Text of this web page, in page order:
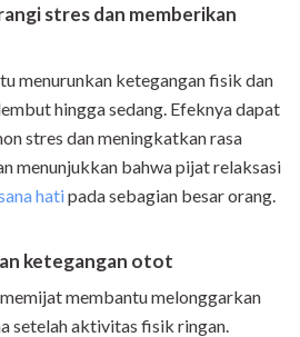
stres dan memberikan
menurunkan ketegangan fisik dan
hingga sedang. Efeknya dapat
stres dan meningkatkan rasa
menunjukkan bahwa pijat relaksasi
hatipada sebagian besar orang.
ketegangan otot
membantu melonggarkan
setelah aktivitas fisik ringan.